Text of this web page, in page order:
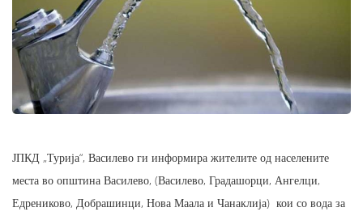
ЈПКД „Турија“, Василево ги информира жителите од населените
места во општина Василево, (Василево, Градашорци, Ангелци,
Едрениково, Добрашинци, Нова Маала и Чанаклија) кои со вода за